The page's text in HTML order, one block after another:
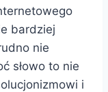
bardziej
nie
słowo to nie
i